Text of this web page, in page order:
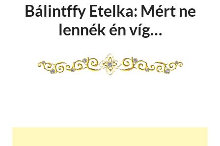
Bálintffy Etelka: Mért ne
lennék én víg…